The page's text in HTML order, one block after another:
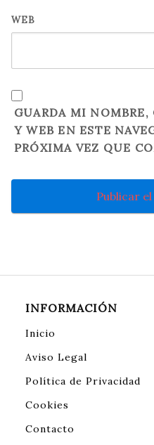
WEB
GUARDA MI NOMBRE,
Y WEB EN ESTE
PRÓXIMA VEZ QUE
INFORMACIÓN
Inicio
Aviso Legal
Política de Privacidad
Cookies
Contacto